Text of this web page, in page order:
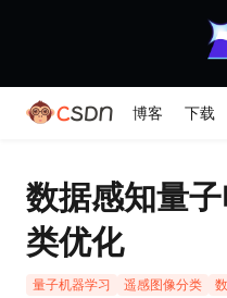
博客 下载
数据感知量
类优化
量子机器学习 遥感图像分类